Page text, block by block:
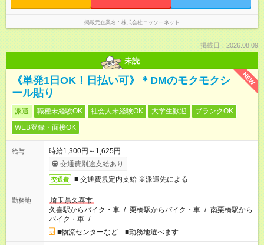
掲載元企業名 株式会社ニッソーネット
掲載日：2026.08.09
未読
NEW
《単発1日OK！日払い可》＊DMのモクモクシ
ール貼り
派遣 職種未経験OK 社会人未経験OK 大学生歓迎
ブランクOK
WEB登録・面接OK
給与
時給1,300円～1,625円
交通費別途支給あり
交通費 ■ 交通費規定内支給 ※派遣先による
勤務地
埼玉県久喜市
久喜駅からバイク・車 / 栗橋駅からバイク・車 / 南栗橋駅から
バイク・車 / …
■物流センターなど ■勤務地選べます